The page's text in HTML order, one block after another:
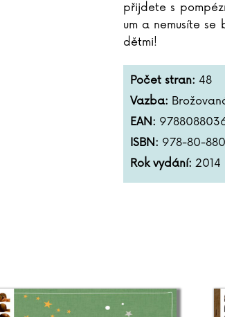
přijdete s
um a nemusíte se
dětmi!
Počet stran: 48
Vazba:
EAN:
ISBN: 978-80-
Rok vydání: 2014